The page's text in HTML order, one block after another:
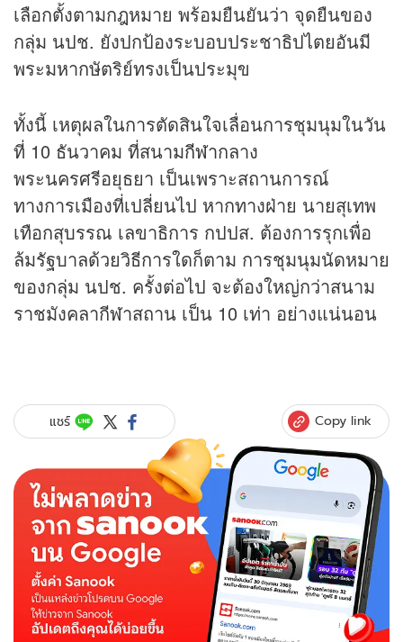
เลือกตั้งตามกฎหมาย พร้อมยืนยันว่า จุดยืนของ
กลุ่ม นปช. ยังปกป้องระบอบประชาธิปไตยอันมี
พระมหากษัตริย์ทรงเป็นประมุข
ทั้งนี้ เหตุผลในการตัดสินใจเลื่อนการชุมนุมในวัน
ที่ 10 ธันวาคม ที่สนามกีฬากลาง
พระนครศรีอยุธยา เป็นเพราะสถานการณ์
ทางการเมืองที่เปลี่ยนไป หากทางฝ่าย นายสุเทพ
เทือกสุบรรณ เลขาธิการ กปปส. ต้องการรุกเพื่อ
ล้มรัฐบาลด้วยวิธีการใดก็ตาม การชุมนุมนัดหมาย
ของกลุ่ม นปช. ครั้งต่อไป จะต้องใหญ่กว่าสนาม
ราชมังคลากีฬาสถาน เป็น 10 เท่า อย่างแน่นอน
แชร์ Copy link